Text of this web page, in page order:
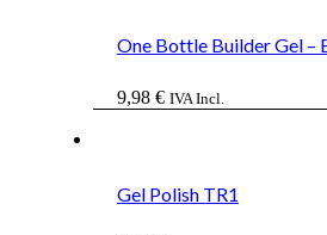
One Bottle Builder Gel –
9,98 € IVA Incl.
Gel Polish TR1